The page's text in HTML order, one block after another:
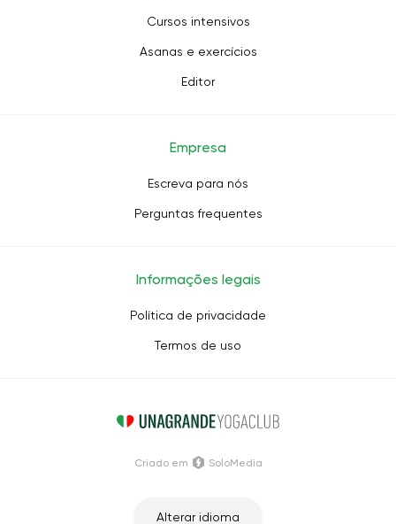
Cursos intensivos
Asanas e exercícios
Editor
Empresa
Escreva para nós
Perguntas frequentes
Informações legais
Política de privacidade
Termos de uso
Alterar idioma
Criado em SoloMedia